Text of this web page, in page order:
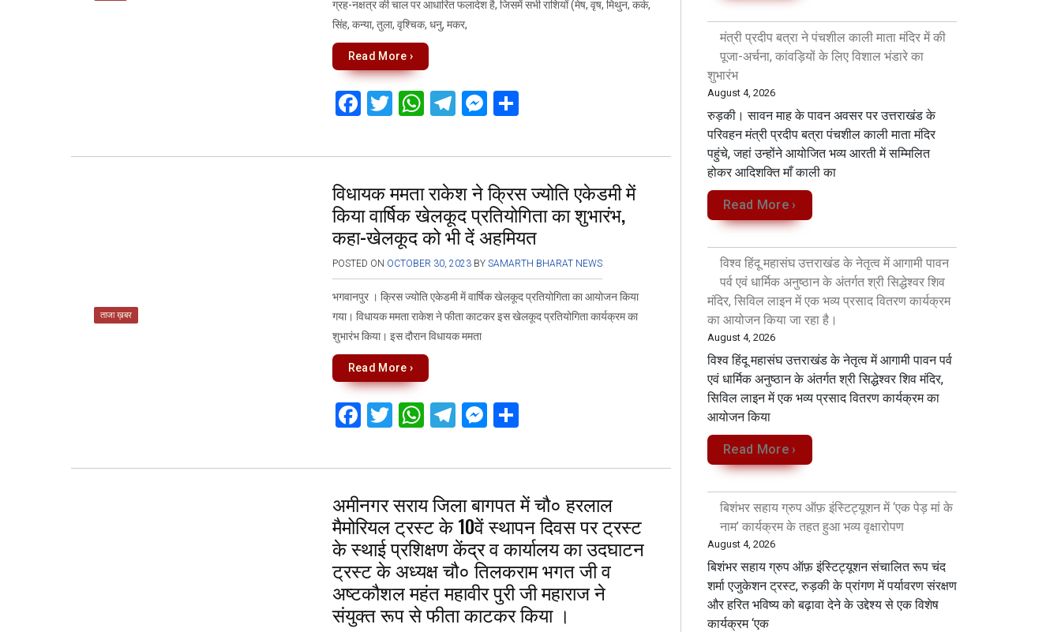
ग्रह-नक्षत्र की चाल पर आधारित फलादेश है, जिसमें सभी राशियों (मेष, वृष, मिथुन, कर्क,
सिंह, कन्या, तुला, वृश्चिक, धनु, मकर,
Read More ›
F
ce
o
o
k
T
tt
W
at
A
p
p
T
e
gr
a
m
M
se
n
g
er
S
ar
ताजा ख़बर
विधायक ममता राकेश ने क्रिस ज्योति एकेडमी में
किया वार्षिक खेलकूद प्रतियोगिता का शुभारंभ,
कहा-खेलकूद को भी दें अहमियत
POSTED ON OCTOBER 30, 2023BY SAMARTH BHARAT NEWS
भगवानपुर । क्रिस ज्योति एकेडमी में वार्षिक खेलकूद प्रतियोगिता का आयोजन किया
गया। विधायक ममता राकेश ने फीता काटकर इस खेलकूद प्रतियोगिता कार्यक्रम का
शुभारंभ किया। इस दौरान विधायक ममता
Read More ›
F
ce
o
o
k
T
tt
W
at
s
A
p
p
T
e
a
m
M
se
g
er
S
ar
e
अमीनगर सराय जिला बागपत में चौ० हरलाल
मैमोरियल ट्रस्ट के 10वें स्थापन दिवस पर ट्रस्ट
के स्थाई प्रशिक्षण केंद्र व कार्यालय का उदघाटन
ट्रस्ट के अध्यक्ष चौ० तिलकराम भगत जी व
अष्टकौशल महंत महावीर पुरी जी महाराज ने
संयुक्त रूप से फीता काटकर किया ।
मंत्री प्रदीप बत्रा ने पंचशील काली माता मंदिर में की
पूजा-अर्चना, कांवड़ियों के लिए विशाल भंडारे का
शुभारंभ
August 4, 2026
रुड़की। सावन माह के पावन अवसर पर उत्तराखंड के
परिवहन मंत्री प्रदीप बत्रा पंचशील काली माता मंदिर
पहुंचे, जहां उन्होंने आयोजित भव्य आरती में सम्मिलित
होकर आदिशक्ति माँ काली का
Read More ›
विश्व हिंदू महासंघ उत्तराखंड के नेतृत्व में आगामी पावन
पर्व एवं धार्मिक अनुष्ठान के अंतर्गत श्री सिद्धेश्वर शिव
मंदिर, सिविल लाइन में एक भव्य प्रसाद वितरण कार्यक्रम
का आयोजन किया जा रहा है।
August 4, 2026
विश्व हिंदू महासंघ उत्तराखंड के नेतृत्व में आगामी पावन पर्व
एवं धार्मिक अनुष्ठान के अंतर्गत श्री सिद्धेश्वर शिव मंदिर,
सिविल लाइन में एक भव्य प्रसाद वितरण कार्यक्रम का
आयोजन किया
Read More ›
बिशंभर सहाय ग्रुप ऑफ़ इंस्टिट्यूशन में ‘एक पेड़ मां के
नाम’ कार्यक्रम के तहत हुआ भव्य वृक्षारोपण
August 4, 2026
​बिशंभर सहाय ग्रुप ऑफ़ इंस्टिट्यूशन संचालित रूप चंद
शर्मा एजुकेशन ट्रस्ट, रुड़की के प्रांगण में पर्यावरण संरक्षण
और हरित भविष्य को बढ़ावा देने के उद्देश्य से एक विशेष
कार्यक्रम ‘एक